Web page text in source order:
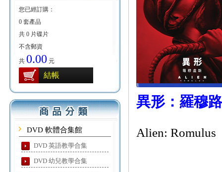
您已經訂購：
0 套產品
共 0 片碟片
不含郵資
共 0.00 元
結帳
DVD 軟體合集館
DVD 英語教學合集
DVD 幼兒教學合集
異形：羅穆
Alien: Romulus